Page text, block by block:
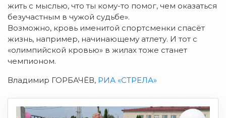
жить с мыслью, что ты кому-то помог, чем оказаться
безучастным в чужой судьбе».
Возможно, кровь именитой спортсменки спасёт
жизнь, например, начинающему атлету. И тот с
«олимпийской кровью» в жилах тоже станет
чемпионом.
Владимир ГОРБАЧЁВ, РИА «СТРЕЛА»